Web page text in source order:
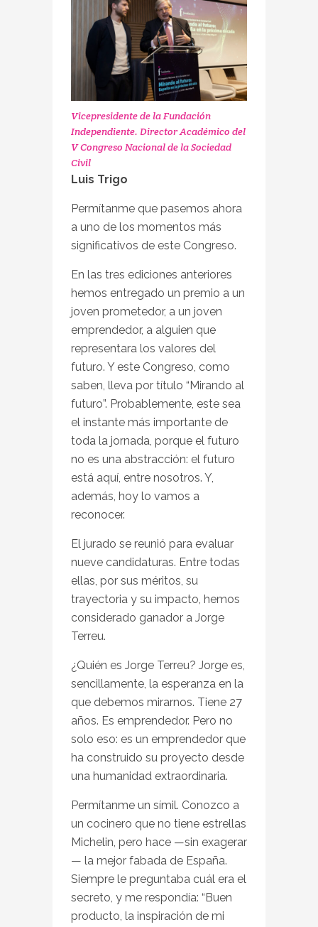
Vicepresidente de la Fundación
Independiente. Director Académico del
V Congreso Nacional de la Sociedad
Civil
Luis Trigo
Permítanme que pasemos ahora
a uno de los momentos más
significativos de este Congreso.
En las tres ediciones anteriores
hemos entregado un premio a un
joven prometedor, a un joven
emprendedor, a alguien que
representara los valores del
futuro. Y este Congreso, como
saben, lleva por título “Mirando al
futuro”. Probablemente, este sea
el instante más importante de
toda la jornada, porque el futuro
no es una abstracción: el futuro
está aquí, entre nosotros. Y,
además, hoy lo vamos a
reconocer.
El jurado se reunió para evaluar
nueve candidaturas. Entre todas
ellas, por sus méritos, su
trayectoria y su impacto, hemos
considerado ganador a Jorge
Terreu.
¿Quién es Jorge Terreu? Jorge es,
sencillamente, la esperanza en la
que debemos mirarnos. Tiene 27
años. Es emprendedor. Pero no
solo eso: es un emprendedor que
ha construido su proyecto desde
una humanidad extraordinaria.
Permítanme un símil. Conozco a
un cocinero que no tiene estrellas
Michelin, pero hace —sin exagerar
— la mejor fabada de España.
Siempre le preguntaba cuál era el
secreto, y me respondía: “Buen
producto, la inspiración de mi